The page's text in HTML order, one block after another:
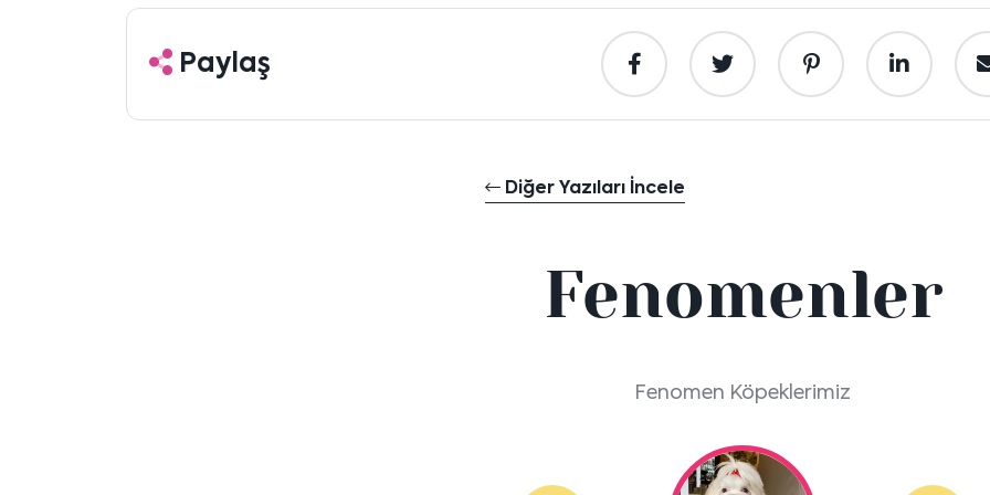
Paylaş
Diğer Yazıları İncele
Fenomenler
Fenomen Köpeklerimiz